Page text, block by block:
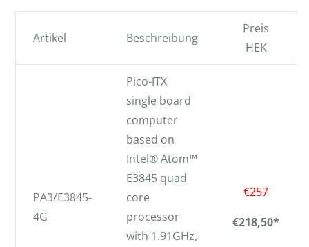
Artikel Beschreibung
Preis
HEK
PA3/E3845-
4G
Pico-ITX
single board
computer
based on
Intel® Atom™
E3845 quad
core
processor
with 1.91GHz,
€257
€218,50*